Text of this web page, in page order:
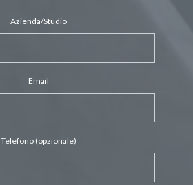
Azienda/Studio
Email
Telefono (opzionale)